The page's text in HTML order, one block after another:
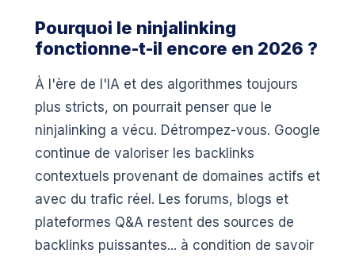
Pourquoi le ninjalinking
fonctionne-t-il encore en 2026 ?
À l'ère de l'IA et des algorithmes toujours
plus stricts, on pourrait penser que le
ninjalinking a vécu. Détrompez-vous. Google
continue de valoriser les backlinks
contextuels provenant de domaines actifs et
avec du trafic réel. Les forums, blogs et
plateformes Q&A restent des sources de
backlinks puissantes... à condition de savoir